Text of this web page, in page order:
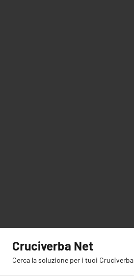
contenuto
Cruciverba Net
Cerca la soluzione per i tuoi Cruciverba